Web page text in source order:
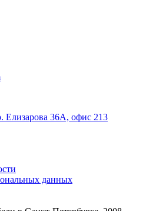
Елизарова 36А, офис 213
данных